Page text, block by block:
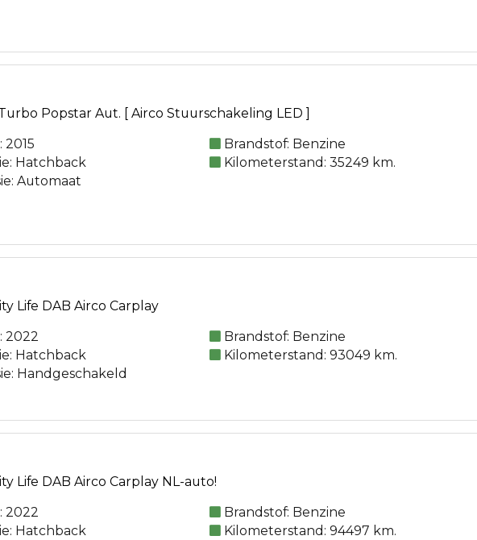
Popstar Aut. [ Airco Stuurschakeling LED ]
Hatchback
Automaat
Brandstof: Benzine
Kilometerstand: 35249 km.
Life DAB Airco Carplay
2022
Hatchback
Handgeschakeld
Brandstof: Benzine
Kilometerstand: 93049 km.
Life DAB Airco Carplay NL-auto!
2022
Hatchback
Brandstof: Benzine
Kilometerstand: 94497 km.